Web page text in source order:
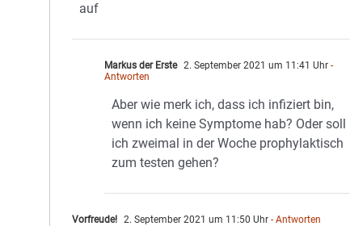
auf
Markus der Erste 2. September 2021 um 11:41 Uhr -
Antworten
Aber wie merk ich, dass ich infiziert bin,
wenn ich keine Symptome hab? Oder soll
ich zweimal in der Woche prophylaktisch
zum testen gehen?
Vorfreude! 2. September 2021 um 11:50 Uhr - Antworten